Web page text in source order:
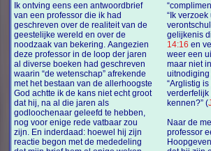
Ik ontving eens een antwoordbrief
van een professor die ik had
geschreven over de realiteit van de
geestelijke wereld en over de
noodzaak van bekering. Aangezien
deze professor in de loop der jaren
al diverse boeken had geschreven
waarin “de wetenschap” afrekende
met het bestaan van de allerhoogste
God achtte ik de kans niet echt groot
dat hij, na al die jaren als
godloochenaar geleefd te hebben,
nog voor enige rede vatbaar zou
zijn. En inderdaad: hoewel hij zijn
reactie begon met de mededeling
“compliment” was echter
“Ik
gelijkenis
14:16 en
weer een
maar niet in te
uitnodiging
“Arglistig
verderfelijk is
kennen?” (
Naar de
professor